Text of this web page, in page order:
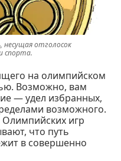
несущая отголосок
спорта.
на олимпийском
Возможно, вам
— удел избранных,
возможного.
Олимпийских игр
что путь
в совершенно